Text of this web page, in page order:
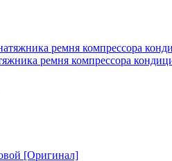
ремня компрессора